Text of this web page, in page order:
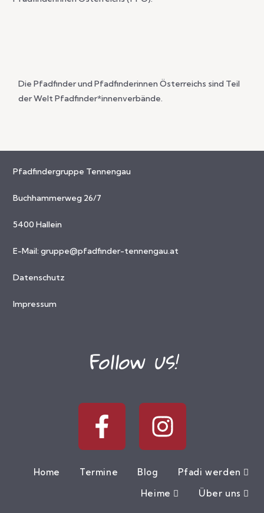
Die Pfadfinder und Pfadfinderinnen Österreichs sind Teil
der Welt Pfadfinder*innenverbände.
Pfadfindergruppe Tennengau
Buchhammerweg 26/7
5400 Hallein
E-Mail:gruppe@pfadfinder-tennengau.at
Datenschutz
Impressum
Follow us!
Home Termine Blog
Pfadi werden
Heime
Über uns